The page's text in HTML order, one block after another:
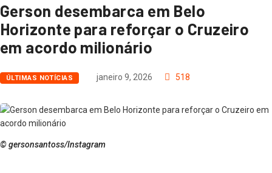
Gerson desembarca em Belo
Horizonte para reforçar o Cruzeiro
em acordo milionário
ÚLTIMAS NOTÍCIAS janeiro 9, 2026 518
© gersonsantoss/Instagram